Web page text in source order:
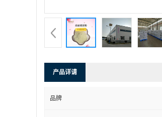
产品详请
品牌